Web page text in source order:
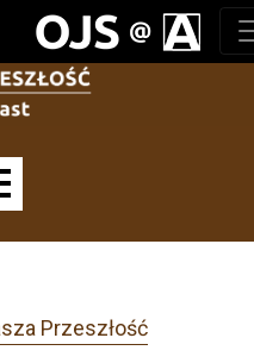
Przeszłość